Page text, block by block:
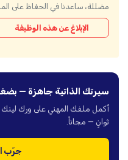
مضللة، ساعدنا في الحفاظ على
الإبلاغ عن هذه الوظيفة
سيرتك الذاتية جاهزة —
أكمل ملفك المهني على ورك لينك
ثوانٍ — مجاناً.
جرّب